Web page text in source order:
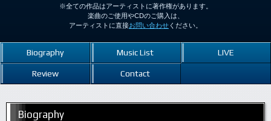
※全ての作品はアーティストに著作権があります。
楽曲のご使用やCDのご購入は、
アーティストに直接お問い合わせ ください。
Biography Music List LIVE
Review Contact
Biography